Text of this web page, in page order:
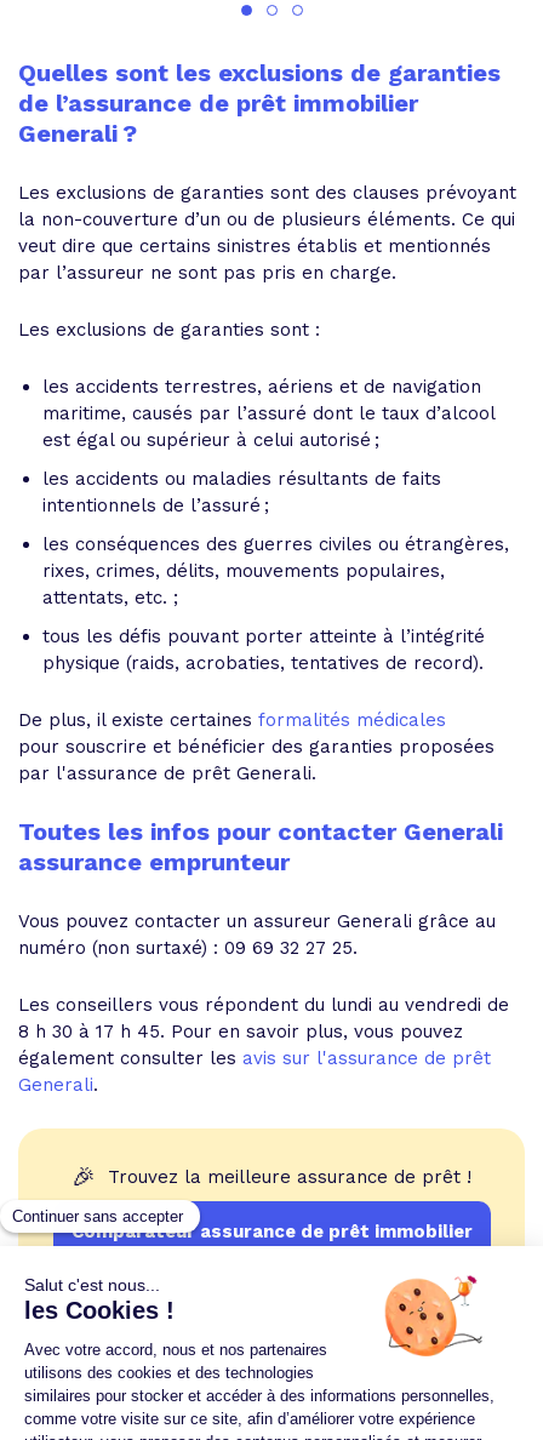
Quelles sont les exclusions de garanties
de l’assurance de prêt immobilier
Generali ?
Les exclusions de garanties sont des clauses prévoyant
la non-couverture d’un ou de plusieurs éléments. Ce qui
veut dire que certains sinistres établis et mentionnés
par l’assureur ne sont pas pris en charge.
Les exclusions de garanties sont :
les accidents terrestres, aériens et de navigation
maritime, causés par l’assuré dont le taux d’alcool
est égal ou supérieur à celui autorisé ;
les accidents ou maladies résultants de faits
intentionnels de l’assuré ;
les conséquences des guerres civiles ou étrangères,
rixes, crimes, délits, mouvements populaires,
attentats, etc. ;
tous les défis pouvant porter atteinte à l’intégrité
physique (raids, acrobaties, tentatives de record).
De plus, il existe certaines formalités médicales
pour souscrire et bénéficier des garanties proposées
par l'assurance de prêt Generali.
Toutes les infos pour contacter Generali
assurance emprunteur
Vous pouvez contacter un assureur Generali grâce au
numéro (non surtaxé) : 09 69 32 27 25.
Les conseillers vous répondent du lundi au vendredi de
8 h 30 à 17 h 45. Pour en savoir plus, vous pouvez
également consulter les avis sur l'assurance de prêt
Generali.
🎉 Trouvez la meilleure assurance de prêt !
Comparateur assurance de prêt immobilier
Un crédit vous engage et doit être remboursé.
Vérifiez vos capacités de remboursement avant de